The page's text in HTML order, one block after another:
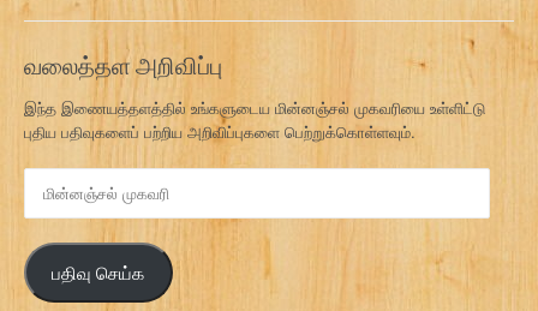
வலைத்தள அறிவிப்பு
இந்த இணையத்தளத்தில் உங்களுடைய மின்னஞ்சல் முகவரியை உள்ளிட்டு
புதிய பதிவுகளைப் பற்றிய அறிவிப்புகளை பெற்றுக்கொள்ளவும்.
ன
ஞ்
ச
ல்
பதிவு செய்க